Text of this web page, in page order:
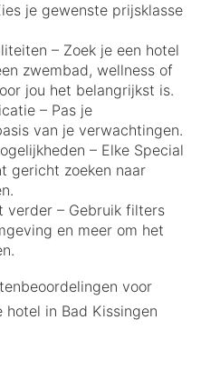
je gewenste prijsklasse
– Zoek je een hotel
zwembad, wellness of
jou het belangrijkst is.
– Pas je
van je verwachtingen.
– Elke Special
gericht zoeken naar
verder – Gebruik filters
en meer om het
voor
in Bad Kissingen